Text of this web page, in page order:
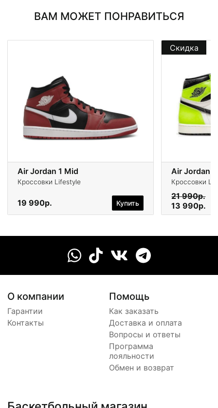
ВАМ МОЖЕТ ПОНРАВИТЬСЯ
Air Jordan 1 Mid
Кроссовки Lifestyle
19 990р. Купить
Скидка
Air Jordan 1
Кроссовки
21 990р.
13 990р.
О компании
Гарантии
Контакты
Помощь
Как заказать
Доставка и оплата
Вопросы и ответы
Программа
лояльности
Обмен и возврат